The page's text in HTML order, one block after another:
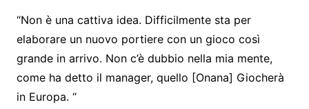
“Non è una cattiva idea. Difficilmente sta per
elaborare un nuovo portiere con un gioco così
grande in arrivo. Non c’è dubbio nella mia mente,
come ha detto il manager, quello [Onana] Giocherà
in Europa. “